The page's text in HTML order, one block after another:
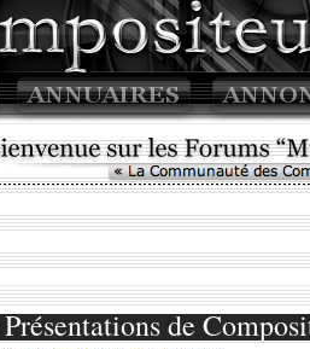
Présentations de